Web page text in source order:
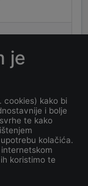
je
cookies) kako bi
i bolje
te kako
kolačića.
koristimo te